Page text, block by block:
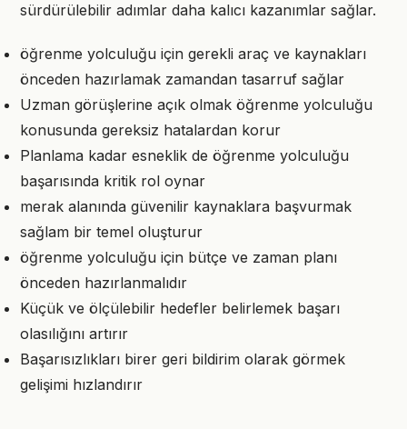
sürdürülebilir adımlar daha kalıcı kazanımlar sağlar.
öğrenme yolculuğu için gerekli araç ve kaynakları
önceden hazırlamak zamandan tasarruf sağlar
Uzman görüşlerine açık olmak öğrenme yolculuğu
konusunda gereksiz hatalardan korur
Planlama kadar esneklik de öğrenme yolculuğu
başarısında kritik rol oynar
merak alanında güvenilir kaynaklara başvurmak
sağlam bir temel oluşturur
öğrenme yolculuğu için bütçe ve zaman planı
önceden hazırlanmalıdır
Küçük ve ölçülebilir hedefler belirlemek başarı
olasılığını artırır
Başarısızlıkları birer geri bildirim olarak görmek
gelişimi hızlandırır